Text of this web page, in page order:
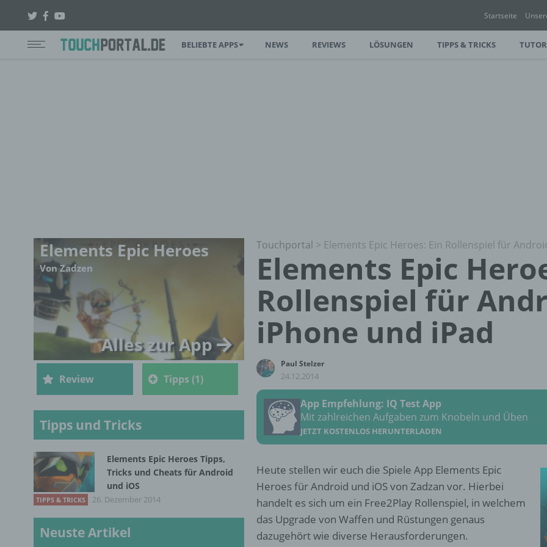
Startseite
BELIEBTE APPS NEWS REVIEWS LÖSUNGEN TIPPS & TRICKS
Touchportal > Elements Epic Heroes: Ein Rollenspiel für
Elements Epic
Rollenspiel für
iPhone und iPad
Paul Stelzer
24.12.2014
App Empfehlung: IQ Test App
Mit zahlreichen Aufgaben zum Knobeln und Üben
JETZT KOSTENLOS HERUNTERLADEN
Heute stellen wir euch die Spiele App Elements Epic
Heroes für Android und iOS von Zadzan vor. Hierbei
handelt es sich um ein Free2Play Rollenspiel, in welchem
das Upgrade von Waffen und Rüstungen genaus
dazugehört wie diverse Herausforderungen.
Elements Epic Heroes
Von Zadzen
Alles zur App
Review Tipps (1)
Tipps und Tricks
Elements Epic Heroes Tipps,
Tricks und Cheats für Android
und iOS
TIPPS & TRICKS 26. Dezember 2014
Neuste Artikel